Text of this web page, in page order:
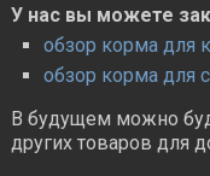
У нас вы можете
обзор корма для
обзор корма для
В будущем можно
других товаров для